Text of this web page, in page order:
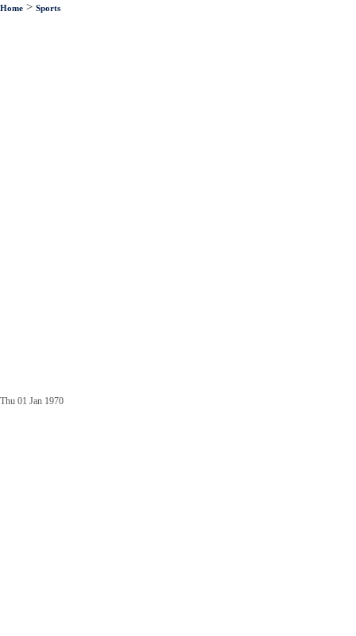
Home > Sports
Thu 01 Jan 1970